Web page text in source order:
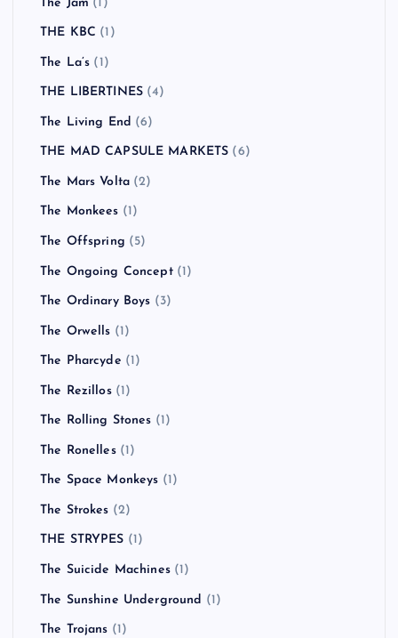
The Jam (1)
THE KBC (1)
The La’s (1)
THE LIBERTINES (4)
The Living End (6)
THE MAD CAPSULE MARKETS (6)
The Mars Volta (2)
The Monkees (1)
The Offspring (5)
The Ongoing Concept(1)
The Ordinary Boys (3)
The Orwells (1)
The Pharcyde (1)
The Rezillos(1)
The Rolling Stones (1)
The Ronelles(1)
The Space Monkeys (1)
The Strokes (2)
THE STRYPES (1)
The Suicide Machines(1)
The Sunshine Underground (1)
The Trojans (1)